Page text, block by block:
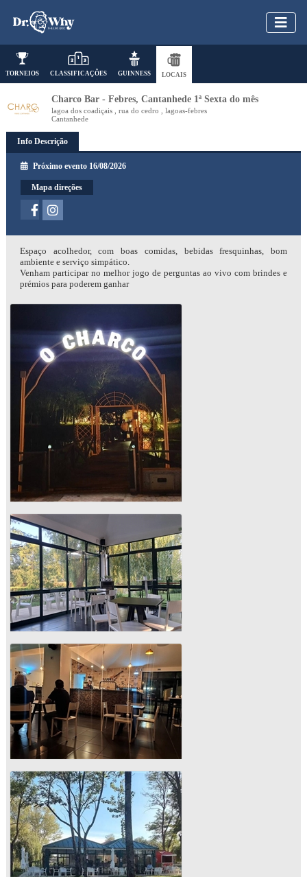
TORNEIOS CLASSIFICAÇÕES GUINNESS LOCAIS
Charco Bar - Febres, Cantanhede 1ª Sexta do mês
lagoa dos coadiçais , rua do cedro , lagoas-febres
Cantanhede
Info Descrição
Próximo evento 16/08/2026
Mapa direções
Espaço acolhedor, com boas comidas, bebidas fresquinhas, bom
ambiente e serviço simpático.
Venham participar no melhor jogo de perguntas ao vivo com brindes e
prémios para poderem ganhar